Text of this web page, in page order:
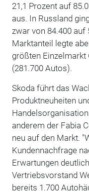
21,1 Prozent auf
aus. In Russland
zwar von 84.400 auf
Marktanteil legte
größten Einzelmarkt
(281.700 Autos).
Skoda führt das
Produktneuheiten
anderem der Fabia
neu auf den Markt.
Kundennachfrage
Erwartungen
Vertriebsvorstand
bereits 1.700